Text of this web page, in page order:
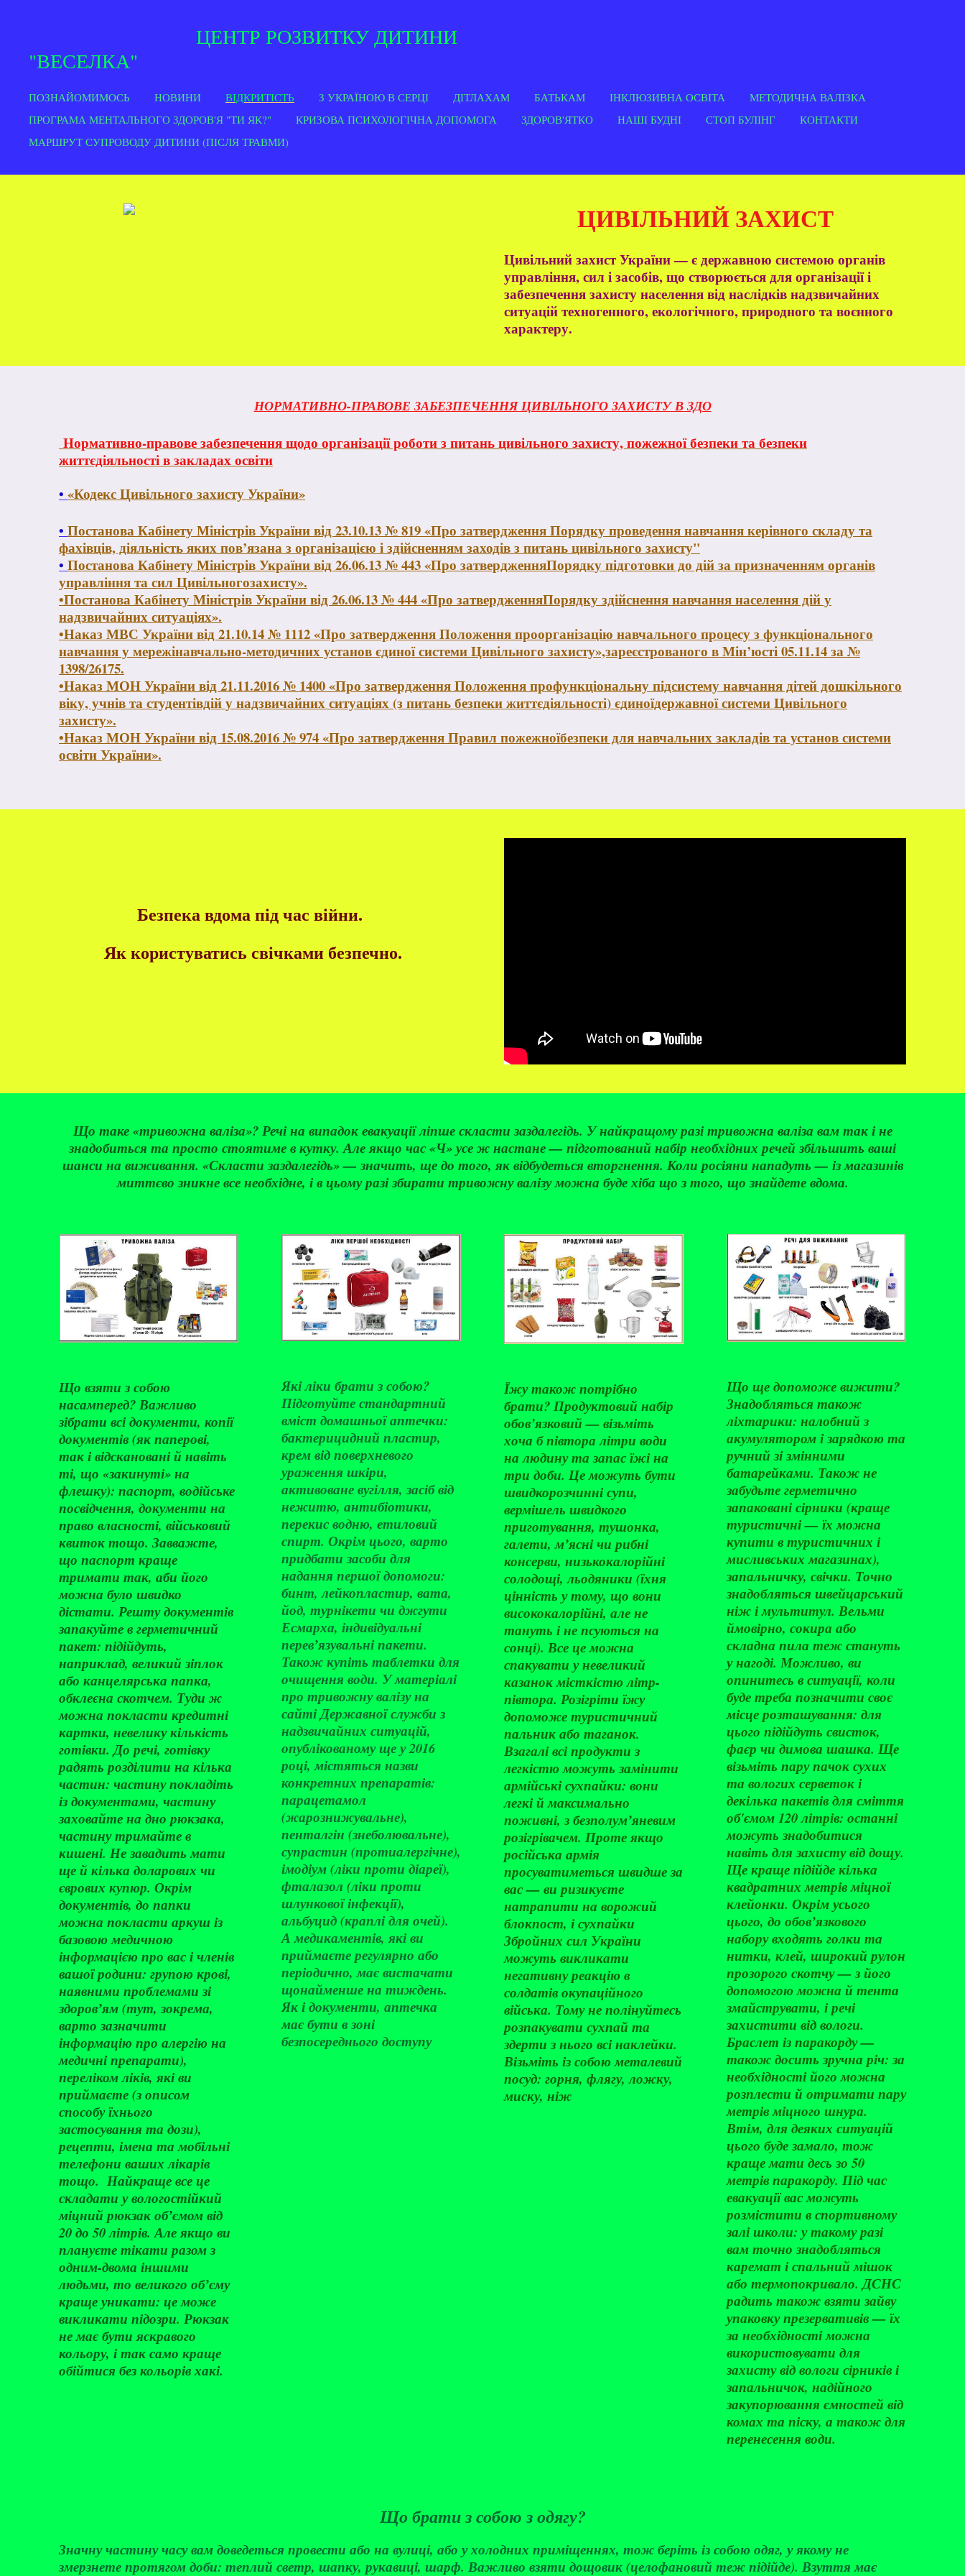
ЦЕНТР РОЗВИТКУ ДИТИНИ
"ВЕСЕЛКА"
ПОЗНАЙОМИМОСЬ НОВИНИ ВІДКРИТІСТЬ З УКРАЇНОЮ В СЕРЦІ ДІТЛАХАМ БАТЬКАМ ІНКЛЮЗИВНА ОСВІТА
МЕТОДИЧНА ВАЛІЗКА
ПРОГРАМА МЕНТАЛЬНОГО ЗДОРОВ'Я "ТИ ЯК?"
КРИЗОВА ПСИХОЛОГІЧНА ДОПОМОГА ЗДОРОВ'ЯТКО НАШІ БУДНІ СТОП БУЛІНГ
КОНТАКТИ
МАРШРУТ СУПРОВОДУ ДИТИНИ (ПІСЛЯ ТРАВМИ)
ЦИВІЛЬНИЙ ЗАХИСТ
Цивільний захист України — є державною системою органів
управління, сил і засобів, що створюється для організації і
забезпечення захисту населення від наслідків надзвичайних
ситуацій техногенного, екологічного, природного та воєнного
характеру.
НОРМАТИВНО-ПРАВОВЕ ЗАБЕЗПЕЧЕННЯ ЦИВІЛЬНОГО ЗАХИСТУ В ЗДО
Нормативно-правове забезпечення щодо організації роботи з питань цивільного захисту, пожежної безпеки та безпеки
життєдіяльності в закладах освіти
• «Кодекс Цивільного захисту України»
• Постанова Кабінету Міністрів України від 23.10.13 № 819 «Про затвердження Порядку проведення навчання керівного складу та
фахівців, діяльність яких пов’язана з організацією і здійсненням заходів з питань цивільного захисту"
• Постанова Кабінету Міністрів України від 26.06.13 № 443 «Про затвердженняПорядку підготовки до дій за призначенням органів
управління та сил Цивільногозахисту».
•Постанова Кабінету Міністрів України від 26.06.13 № 444 «Про затвердженняПорядку здійснення навчання населення дій у
надзвичайних ситуаціях».
•Наказ МВС України від 21.10.14 № 1112 «Про затвердження Положення проорганізацію навчального процесу з функціонального
навчання у мережінавчально-методичних установ єдиної системи Цивільного захисту»,зареєстрованого в Мін’юсті 05.11.14 за №
1398/26175.
•Наказ МОН України від 21.11.2016 № 1400 «Про затвердження Положення профункціональну підсистему навчання дітей дошкільного
віку, учнів та студентівдій у надзвичайних ситуаціях (з питань безпеки життєдіяльності) єдиноїдержавної системи Цивільного
захисту».
•Наказ МОН України від 15.08.2016 № 974 «Про затвердження Правил пожежноїбезпеки для навчальних закладів та установ системи
освіти України».
Безпека вдома під час війни.
Як користуватись свічками безпечно.
Що таке «тривожна валіза»? Речі на випадок евакуації ліпше скласти заздалегідь. У найкращому разі тривожна валіза вам так і не
знадобиться та просто стоятиме в кутку. Але якщо час «Ч» усе ж настане — підготований набір необхідних речей збільшить ваші
шанси на виживання. «Скласти заздалегідь» — значить, ще до того, як відбудеться вторгнення. Коли росіяни нападуть — із магазинів
миттєво зникне все необхідне, і в цьому разі збирати тривожну валізу можна буде хіба що з того, що знайдете вдома.
Що взяти з собою
насамперед? Важливо
зібрати всі документи, копії
документів (як паперові,
так і відскановані й навіть
ті, що «закинуті» на
флешку): паспорт, водійське
посвідчення, документи на
право власності, військовий
квиток тощо. Завважте,
що паспорт краще
тримати так, аби його
можна було швидко
дістати. Решту документів
запакуйте в герметичний
пакет: підійдуть,
наприклад, великий зіплок
або канцелярська папка,
обклеєна скотчем. Туди ж
можна покласти кредитні
картки, невелику кількість
готівки. До речі, готівку
радять розділити на кілька
частин: частину покладіть
із документами, частину
заховайте на дно рюкзака,
частину тримайте в
кишені. Не завадить мати
ще й кілька доларових чи
єврових купюр. Окрім
документів, до папки
можна покласти аркуш із
базовою медичною
інформацією про вас і членів
вашої родини: групою крові,
наявними проблемами зі
здоровʼям (тут, зокрема,
варто зазначити
інформацію про алергію на
медичні препарати),
переліком ліків, які ви
приймаєте (з описом
способу їхнього
застосування та дози),
рецепти, імена та мобільні
телефони ваших лікарів
тощо. Найкраще все це
складати у вологостійкий
міцний рюкзак обʼємом від
20 до 50 літрів. Але якщо ви
плануєте тікати разом з
одним-двома іншими
людьми, то великого обʼєму
краще уникати: це може
викликати підозри. Рюкзак
не має бути яскравого
кольору, і так само краще
обійтися без кольорів хакі.
Які ліки брати з собою?
Підготуйте стандартний
вміст домашньої аптечки:
бактерицидний пластир,
крем від поверхневого
ураження шкіри,
активоване вугілля, засіб від
нежитю, антибіотики,
перекис водню, етиловий
спирт. Окрім цього, варто
придбати засоби для
надання першої допомоги:
бинт, лейкопластир, вата,
йод, турнікети чи джгути
Есмарха, індивідуальні
перевʼязувальні пакети.
Також купіть таблетки для
очищення води. У матеріалі
про тривожну валізу на
сайті Державної служби з
надзвичайних ситуацій,
опублікованому ще у 2016
році, містяться назви
конкретних препаратів:
парацетамол
(жарознижувальне),
пенталгін (знеболювальне),
супрастин (протиалергічне),
імодіум (ліки проти діареї),
фталазол (ліки проти
шлункової інфекції),
альбуцид (краплі для очей).
А медикаментів, які ви
приймаєте регулярно або
періодично, має вистачати
щонайменше на тиждень.
Як і документи, аптечка
має бути в зоні
безпосереднього доступу
Їжу також потрібно
брати? Продуктовий набір
обов’язковий — візьміть
хоча б півтора літри води
на людину та запас їжі на
три доби. Це можуть бути
швидкорозчинні супи,
вермішель швидкого
приготування, тушонка,
галети, мʼясні чи рибні
консерви, низькокалорійні
солодощі, льодяники (їхня
цінність у тому, що вони
висококалорійні, але не
тануть і не псуються на
сонці). Все це можна
спакувати у невеликий
казанок місткістю літр-
півтора. Розігріти їжу
допоможе туристичний
пальник або таганок.
Взагалі всі продукти з
легкістю можуть замінити
армійські сухпайки: вони
легкі й максимально
поживні, з безполумʼяневим
розігрівачем. Проте якщо
російська армія
просуватиметься швидше за
вас — ви ризикуєте
натрапити на ворожий
блокпост, і сухпайки
Збройних сил України
можуть викликати
негативну реакцію в
солдатів окупаційного
війська. Тому не полінуйтесь
розпакувати сухпай та
здерти з нього всі наклейки.
Візьміть із собою металевий
посуд: горня, флягу, ложку,
миску, ніж
Що ще допоможе вижити?
Знадобляться також
ліхтарики: налобний з
акумулятором і зарядкою та
ручний зі змінними
батарейками. Також не
забудьте герметично
запаковані сірники (краще
туристичні — їх можна
купити в туристичних і
мисливських магазинах),
запальничку, свічки. Точно
знадобляться швейцарський
ніж і мультитул. Вельми
ймовірно, сокира або
складна пила теж стануть
у нагоді. Можливо, ви
опинитесь в ситуації, коли
буде треба позначити своє
місце розташування: для
цього підійдуть свисток,
фаєр чи димова шашка. Ще
візьміть пару пачок сухих
та вологих серветок і
декілька пакетів для сміття
об'ємом 120 літрів: останні
можуть знадобитися
навіть для захисту від дощу.
Ще краще підійде кілька
квадратних метрів міцної
клейонки. Окрім усього
цього, до обовʼязкового
набору входять голки та
нитки, клей, широкий рулон
прозорого скотчу — з його
допомогою можна й тента
змайструвати, і речі
захистити від вологи.
Браслет із паракорду —
також досить зручна річ: за
необхідності його можна
розплести й отримати пару
метрів міцного шнура.
Втім, для деяких ситуацій
цього буде замало, тож
краще мати десь зо 50
метрів паракорду. Під час
евакуації вас можуть
розмістити в спортивному
залі школи: у такому разі
вам точно знадобляться
каремат і спальний мішок
або термопокривало. ДСНС
радить також взяти зайву
упаковку презервативів — їх
за необхідності можна
використовувати для
захисту від вологи сірників і
запальничок, надійного
закупорювання ємностей від
комах та піску, а також для
перенесення води.
Що брати з собою з одягу?
Значну частину часу вам доведеться провести або на вулиці, або у холодних приміщеннях, тож беріть із собою одяг, у якому не
змерзнете протягом доби: теплий светр, шапку, рукавиці, шарф. Важливо взяти дощовик (целофановий теж підійде). Взуття має